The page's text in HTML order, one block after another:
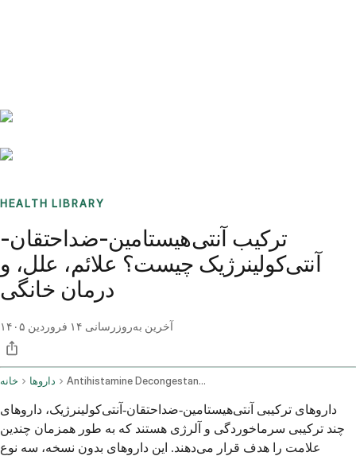
HEALTH LIBRARY
ترکیب آنتی‌هیستامین-ضداحتقان-
آنتی‌کولینرژیک چیست؟ علائم، علل، و
درمان خانگی
آخرین به‌روزرسانی ۱۴ فروردین ۱۴۰۵
خانه داروها Antihistamine Decongestant And Anticholinergic Combination Oral Route
داروهای ترکیبی آنتی‌هیستامین-ضداحتقان-آنتی‌کولینرژیک، داروهای
چند ترکیبی سرماخوردگی و آلرژی هستند که به طور همزمان چندین
علامت را هدف قرار می‌دهند. این داروهای بدون نسخه، سه نوع